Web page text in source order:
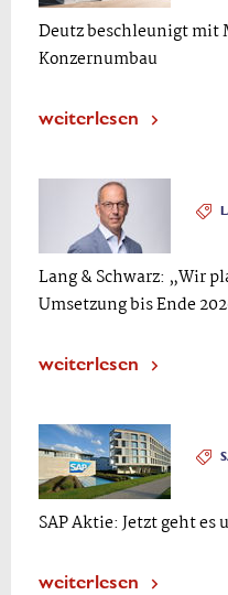
Deutz beschleunigt
Konzernumbau
weiterlesen
Lang & Schwarz: „Wir
Umsetzung bis Ende
weiterlesen
SAP Aktie: Jetzt geht es
weiterlesen